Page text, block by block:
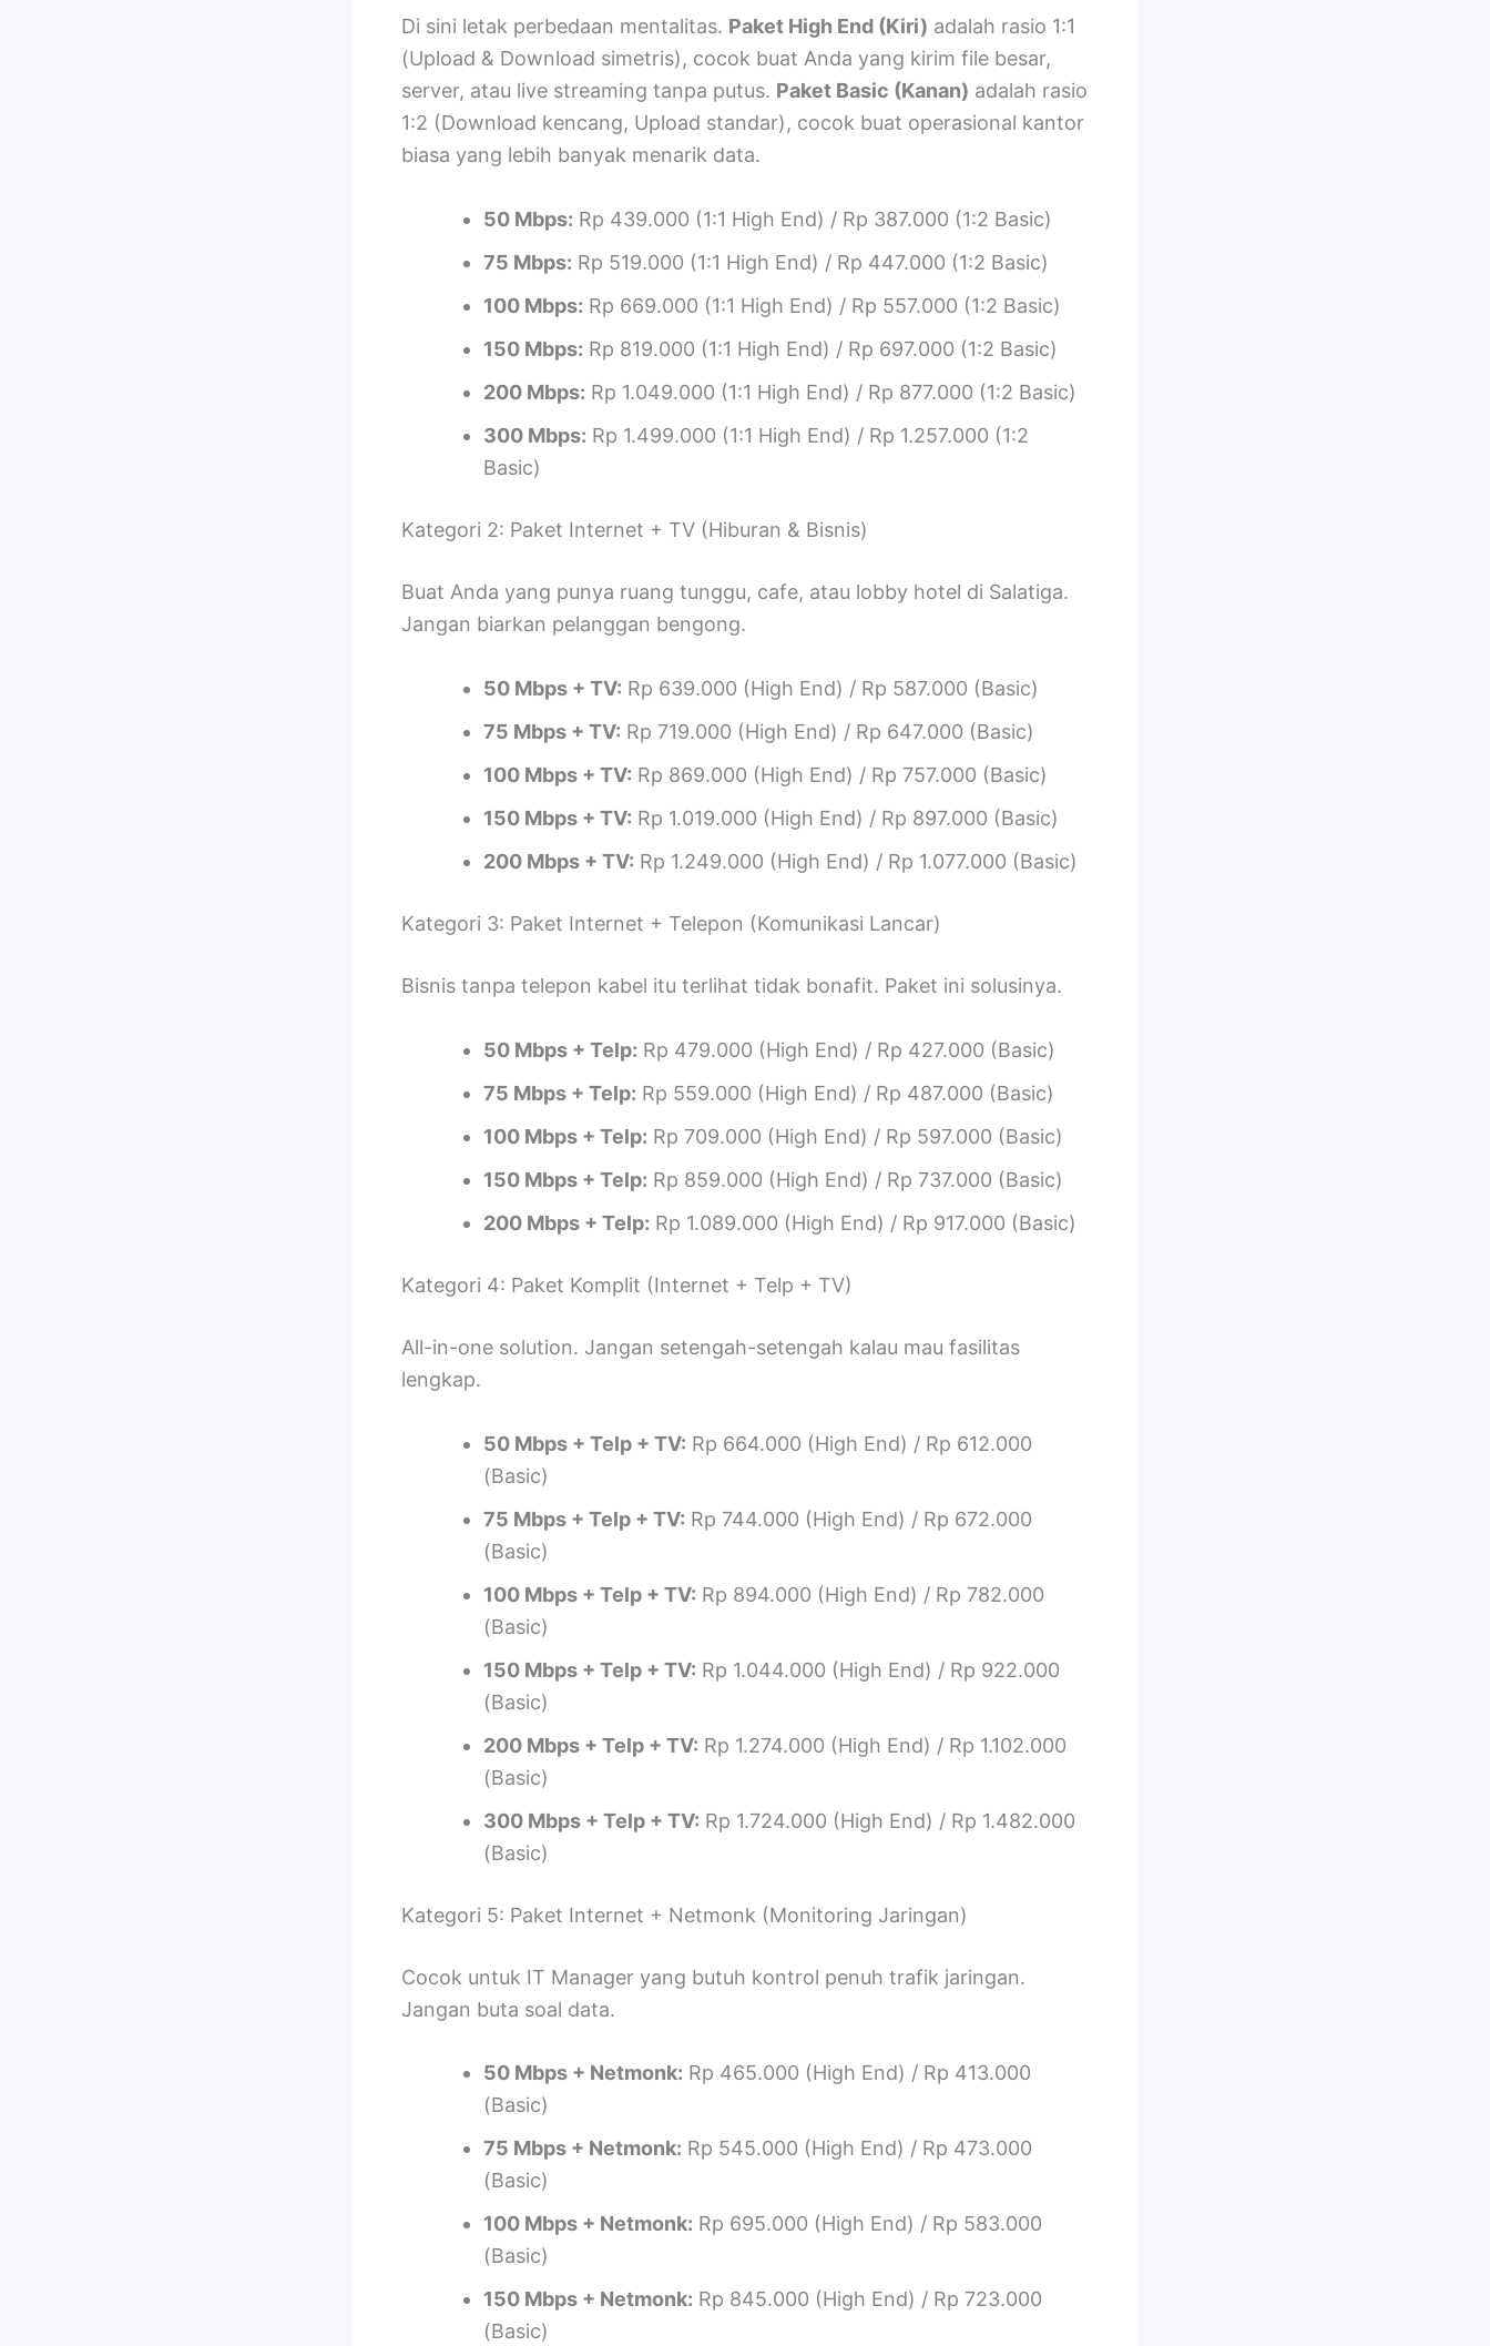
Di sini letak perbedaan mentalitas. Paket High End (Kiri) adalah rasio 1:1
(Upload & Download simetris), cocok buat Anda yang kirim file besar,
server, atau live streaming tanpa putus. Paket Basic (Kanan) adalah rasio
1:2 (Download kencang, Upload standar), cocok buat operasional kantor
biasa yang lebih banyak menarik data.
50 Mbps: Rp 439.000 (1:1 High End) / Rp 387.000 (1:2 Basic)
75 Mbps: Rp 519.000 (1:1 High End) / Rp 447.000 (1:2 Basic)
100 Mbps: Rp 669.000 (1:1 High End) / Rp 557.000 (1:2 Basic)
150 Mbps: Rp 819.000 (1:1 High End) / Rp 697.000 (1:2 Basic)
200 Mbps: Rp 1.049.000 (1:1 High End) / Rp 877.000 (1:2 Basic)
300 Mbps: Rp 1.499.000 (1:1 High End) / Rp 1.257.000 (1:2
Basic)
Kategori 2: Paket Internet + TV (Hiburan & Bisnis)
Buat Anda yang punya ruang tunggu, cafe, atau lobby hotel di Salatiga.
Jangan biarkan pelanggan bengong.
50 Mbps + TV: Rp 639.000 (High End) / Rp 587.000 (Basic)
75 Mbps + TV: Rp 719.000 (High End) / Rp 647.000 (Basic)
100 Mbps + TV: Rp 869.000 (High End) / Rp 757.000 (Basic)
150 Mbps + TV: Rp 1.019.000 (High End) / Rp 897.000 (Basic)
200 Mbps + TV: Rp 1.249.000 (High End) / Rp 1.077.000 (Basic)
Kategori 3: Paket Internet + Telepon (Komunikasi Lancar)
Bisnis tanpa telepon kabel itu terlihat tidak bonafit. Paket ini solusinya.
50 Mbps + Telp: Rp 479.000 (High End) / Rp 427.000 (Basic)
75 Mbps + Telp: Rp 559.000 (High End) / Rp 487.000 (Basic)
100 Mbps + Telp: Rp 709.000 (High End) / Rp 597.000 (Basic)
150 Mbps + Telp: Rp 859.000 (High End) / Rp 737.000 (Basic)
200 Mbps + Telp: Rp 1.089.000 (High End) / Rp 917.000 (Basic)
Kategori 4: Paket Komplit (Internet + Telp + TV)
All-in-one solution. Jangan setengah-setengah kalau mau fasilitas
lengkap.
50 Mbps + Telp + TV: Rp 664.000 (High End) / Rp 612.000
(Basic)
75 Mbps + Telp + TV: Rp 744.000 (High End) / Rp 672.000
(Basic)
100 Mbps + Telp + TV: Rp 894.000 (High End) / Rp 782.000
(Basic)
150 Mbps + Telp + TV: Rp 1.044.000 (High End) / Rp 922.000
(Basic)
200 Mbps + Telp + TV: Rp 1.274.000 (High End) / Rp 1.102.000
(Basic)
300 Mbps + Telp + TV: Rp 1.724.000 (High End) / Rp 1.482.000
(Basic)
Kategori 5: Paket Internet + Netmonk (Monitoring Jaringan)
Cocok untuk IT Manager yang butuh kontrol penuh trafik jaringan.
Jangan buta soal data.
50 Mbps + Netmonk: Rp 465.000 (High End) / Rp 413.000
(Basic)
75 Mbps + Netmonk: Rp 545.000 (High End) / Rp 473.000
(Basic)
100 Mbps + Netmonk: Rp 695.000 (High End) / Rp 583.000
(Basic)
150 Mbps + Netmonk: Rp 845.000 (High End) / Rp 723.000
(Basic)